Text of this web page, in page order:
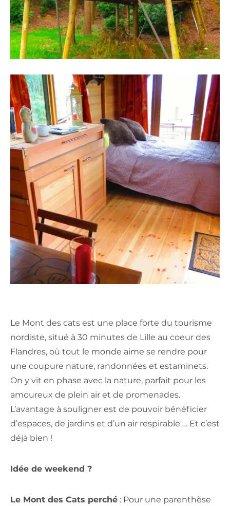
Le Mont des cats est une place forte du tourisme
nordiste, situé à 30 minutes de Lille au coeur des
Flandres, où tout le monde aime se rendre pour
une coupure nature, randonnées et estaminets.
On y vit en phase avec la nature, parfait pour les
amoureux de plein air et de promenades.
L’avantage à souligner est de pouvoir bénéficier
d’espaces, de jardins et d’un air respirable … Et c’est
déjà bien !
Idée de weekend ?
Le Mont des Cats perché : Pour une parenthèse